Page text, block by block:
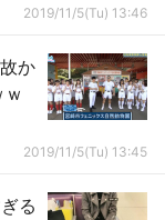
2019/11/5(Tu) 13:46
か
2019/11/5(Tu) 13:45
る